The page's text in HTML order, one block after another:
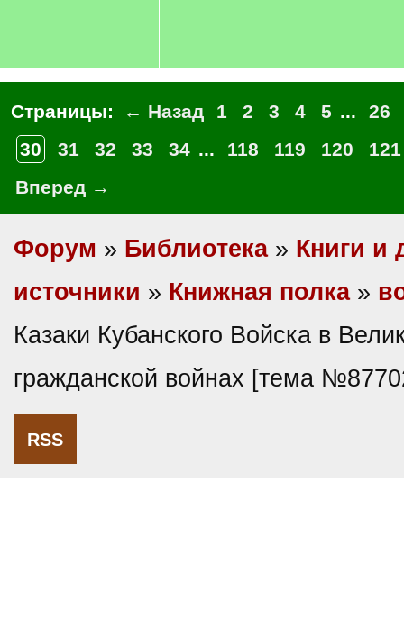
Страницы: ← Назад 1 2 3 4 5 ...
26
30
31 32 33 34 ... 118 119 120
121
Вперед →
Форум » Библиотека» Книги и
источники » Книжная полка»
Казаки Кубанского Войска в
гражданской войнах [тема
RSS